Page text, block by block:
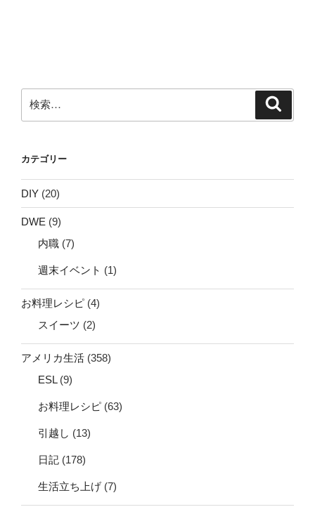
索:
カテゴリー
DIY (20)
DWE (9)
内職 (7)
週末イベント (1)
お料理レシピ (4)
スイーツ (2)
アメリカ生活 (358)
ESL(9)
お料理レシピ (63)
引越し (13)
日記 (178)
生活立ち上げ (7)